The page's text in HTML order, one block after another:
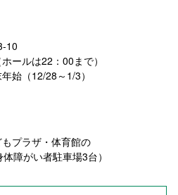
10
ールは22：00まで）
始（12/28～1/3）
プラザ・体育館の
障がい者駐車場3台）